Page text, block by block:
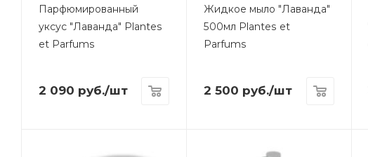
Парфюмированный
уксус "Лаванда" Plantes
et Parfums
2 090 руб./шт
Жидкое мыло "Лаванда"
500мл Plantes et
Parfums
2 500 руб./шт